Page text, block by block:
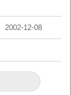
2002-12-08